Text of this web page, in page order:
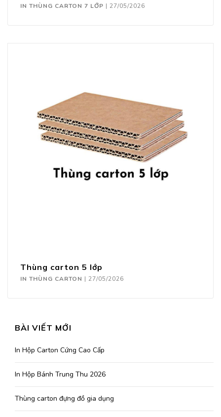
IN THÙNG CARTON 7 LỚP | 27/05/2026
Thùng carton 5 lớp
IN THÙNG CARTON | 27/05/2026
BÀI VIẾT MỚI
In Hộp Carton Cứng Cao Cấp
In Hộp Bánh Trung Thu 2026
Thùng carton đựng đồ gia dụng